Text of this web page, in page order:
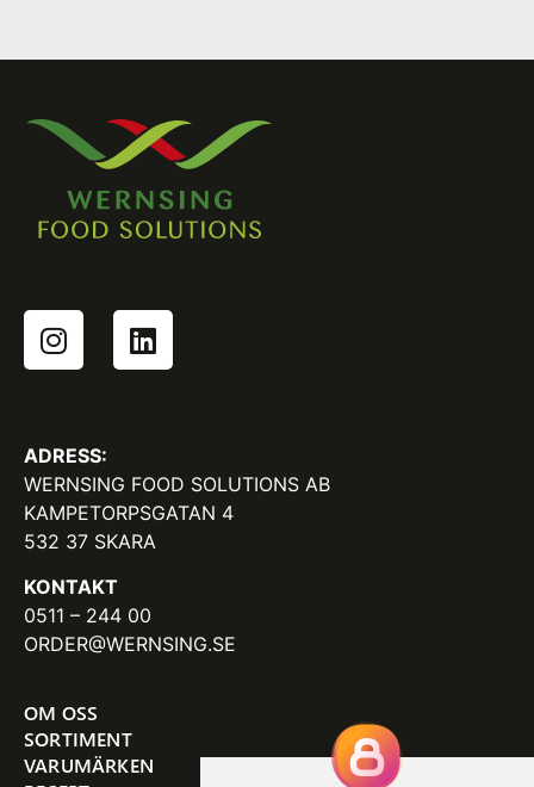
ADRESS:
WERNSING FOOD SOLUTIONS AB
KAMPETORPSGATAN 4
532 37 SKARA
KONTAKT
0511 – 244 00
ORDER@WERNSING.SE
OM OSS
SORTIMENT
VARUMÄRKEN